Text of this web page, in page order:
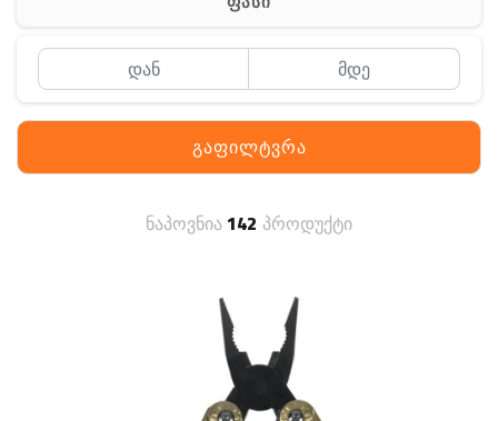
Off-Road
გაფილტვრა
ნაპოვნია142 პროდუქტი